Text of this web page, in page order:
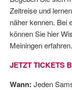
Zeitreise und
näher kennen. Bei
können Sie hier
Meiningen erfahren.
JETZT TICKETS
Wann: Jeden